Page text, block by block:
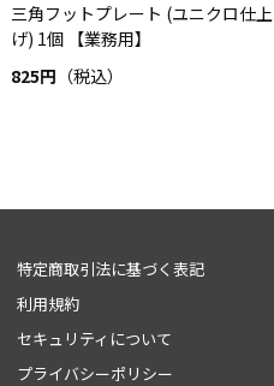
三角フットプレート (ユニクロ仕上
げ) 1個 【業務用】
825円 （税込）
特定商取引法に基づく表記
利用規約
セキュリティについて
プライバシーポリシー